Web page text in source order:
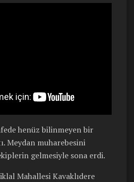
henüz bilinmeyen bir
Meydan muharebesini
gelmesiyle sona erdi.
Mahallesi Kavaklıdere